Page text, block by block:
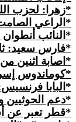
*زهرا: لحزب
*الراعي
*النائب
*فارس سعيد:
*اصابة اثنين
*كوماندوس
*البابا
*دعم
*قطر تعبر عن